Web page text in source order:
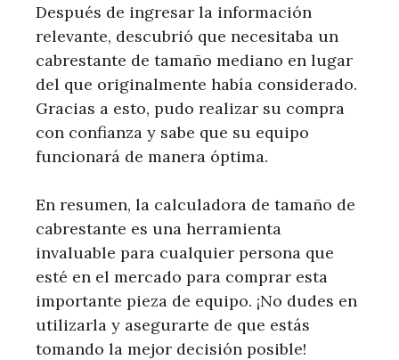
Después de ingresar la información
relevante, descubrió que necesitaba un
cabrestante de tamaño mediano en lugar
del que originalmente había considerado.
Gracias a esto, pudo realizar su compra
con confianza y sabe que su equipo
funcionará de manera óptima.
En resumen, la calculadora de tamaño de
cabrestante es una herramienta
invaluable para cualquier persona que
esté en el mercado para comprar esta
importante pieza de equipo. ¡No dudes en
utilizarla y asegurarte de que estás
tomando la mejor decisión posible!